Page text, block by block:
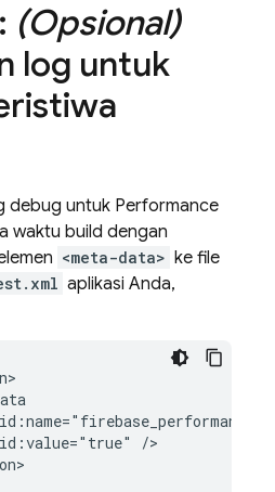
(Opsional)
log untuk
debug untuk Performance
waktu build dengan
<meta-data> ke file
aplikasi Anda,
/>